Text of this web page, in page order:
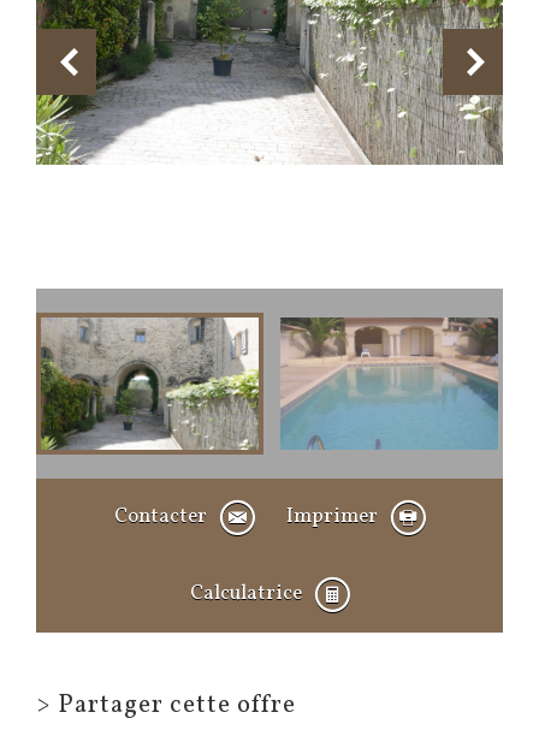
Contacter Imprimer
Calculatrice
> Partager cette offre